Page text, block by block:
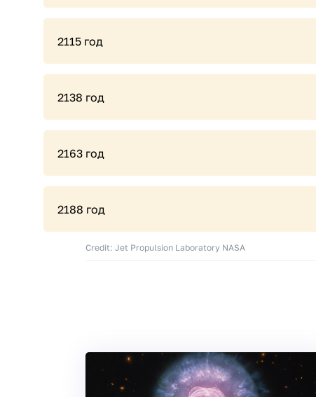
2115 год
2138 год
2163 год
2188 год
Credit: Jet Propulsion Laboratory NASA